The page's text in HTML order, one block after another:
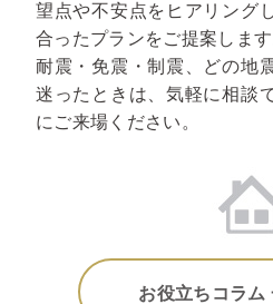
望点や不安点をヒアリング
合ったプランをご提案します
耐震・免震・制震、どの地
迷ったときは、気軽に相談
にご来場ください。
お役立ちコラム